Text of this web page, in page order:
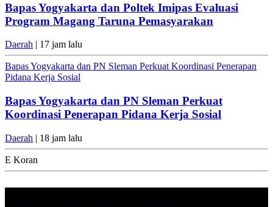
Bapas Yogyakarta dan Poltek Imipas Evaluasi
Program Magang Taruna Pemasyarakan
Daerah | 17 jam lalu
Bapas Yogyakarta dan PN Sleman Perkuat Koordinasi Penerapan
Pidana Kerja Sosial
Bapas Yogyakarta dan PN Sleman Perkuat
Koordinasi Penerapan Pidana Kerja Sosial
Daerah | 18 jam lalu
E Koran